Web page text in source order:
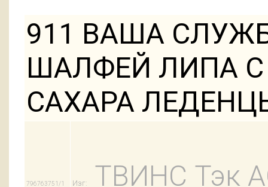
911 ВАША
ШАЛФЕЙ ЛИПА
САХАРА
796763751/1 Изг: ТВИНС Тэк